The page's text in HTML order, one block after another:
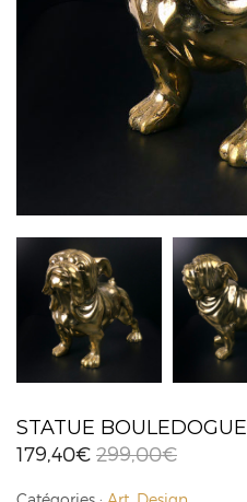
STATUE
299,00€
179,40€